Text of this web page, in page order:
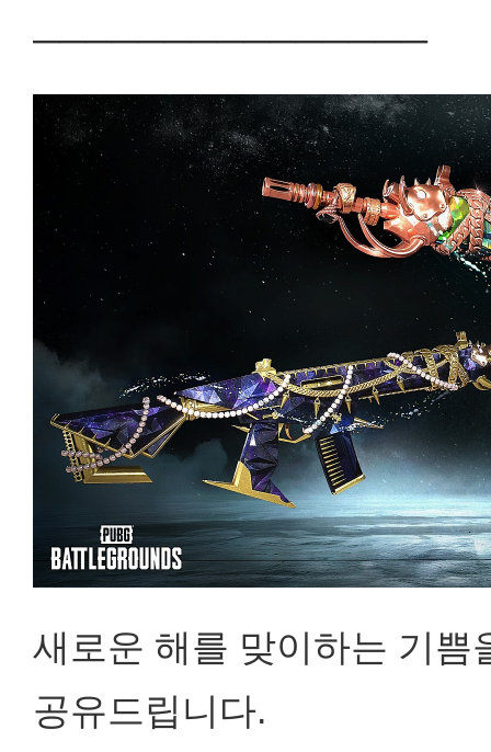
───────────────
새로운 해를 맞이하는 기쁨
공유드립니다.